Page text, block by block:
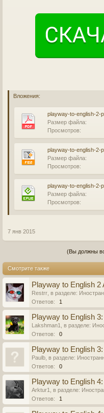
Вложения:
playway-to-english-2-
Размер файла:
Просмотров:
playway-to-english-2-
Размер файла:
Просмотров:
playway-to-english-2-
Размер файла:
Просмотров:
7 янв 2015
(Вы должны
Смотрите также
Playway to English 2
Restrr , в разделе:
Ответов:
1
Playway to English
Lakshman1 , в разделе:
Ответов:
0
Playway to English
Paulb , в разделе:
Ответов:
0
Playway to English
Arktur1 , в разделе:
Ответов:
1